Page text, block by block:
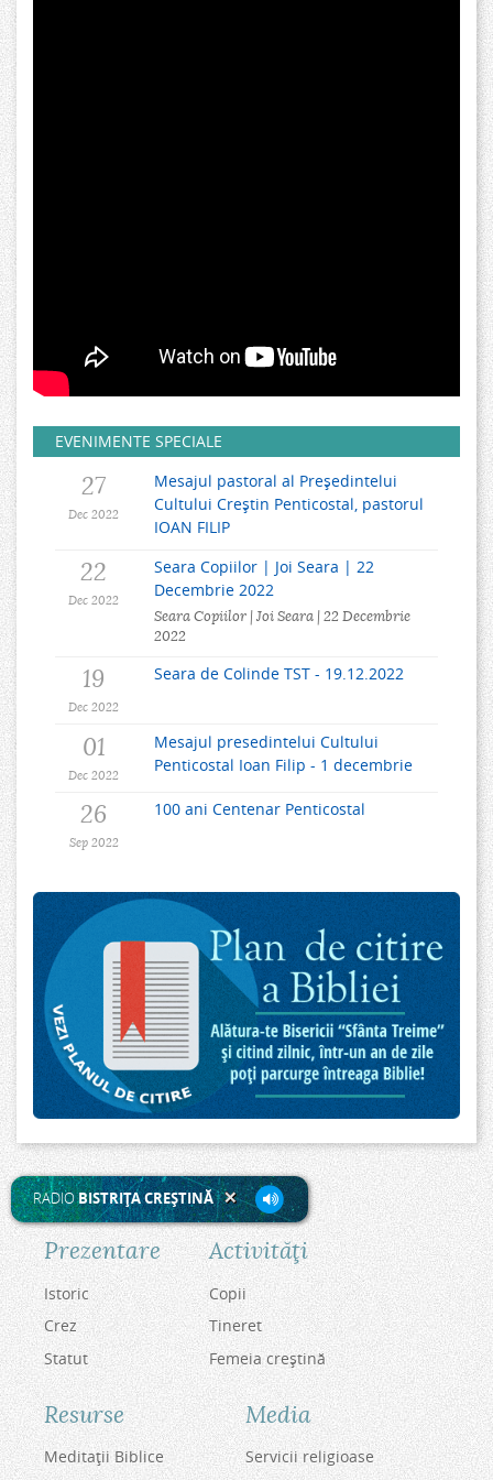
EVENIMENTE SPECIALE
27
Dec 2022
Mesajul pastoral al Președintelui
Cultului Creștin Penticostal, pastorul
IOAN FILIP
22
Dec 2022
Seara Copiilor | Joi Seara | 22
Decembrie 2022
Seara Copiilor | Joi Seara | 22 Decembrie
2022
19
Dec 2022
Seara de Colinde TST - 19.12.2022
01
Dec 2022
Mesajul presedintelui Cultului
Penticostal Ioan Filip - 1 decembrie
26
Sep 2022
100 ani Centenar Penticostal
RADIOBISTRIŢA CREŞTINĂ
Prezentare
Istoric
Crez
Statut
Activităţi
Copii
Tineret
Femeia creştină
Resurse
Meditaţii Biblice
Media
Servicii religioase